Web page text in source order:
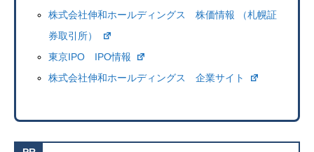
株式会社伸和ホールディングス 株価情報 （札幌証
券取引所）
東京IPO IPO情報
株式会社伸和ホールディングス 企業サイト